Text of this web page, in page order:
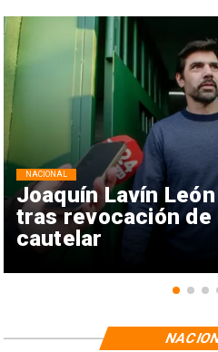
Joaquín Lavín
tras revocación de
cautelar
NACIONAL